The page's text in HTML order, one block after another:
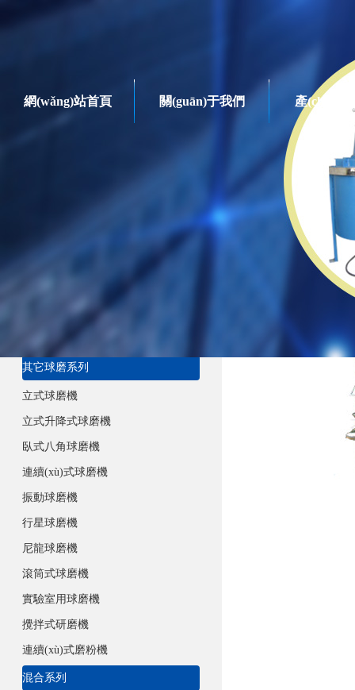
網(wǎng)站首頁 關(guān)于我們 產(chǎn)
立式循環(huán)球磨機
其它球磨系列
立式球磨機
立式升降式球磨機
臥式八角球磨機
連續(xù)式球磨機
振動球磨機
行星球磨機
尼龍球磨機
滾筒式球磨機
實驗室用球磨機
攪拌式研磨機
連續(xù)式磨粉機
混合系列
干燥系列